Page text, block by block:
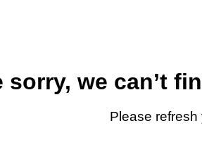
sorry, we can’t
Please refresh